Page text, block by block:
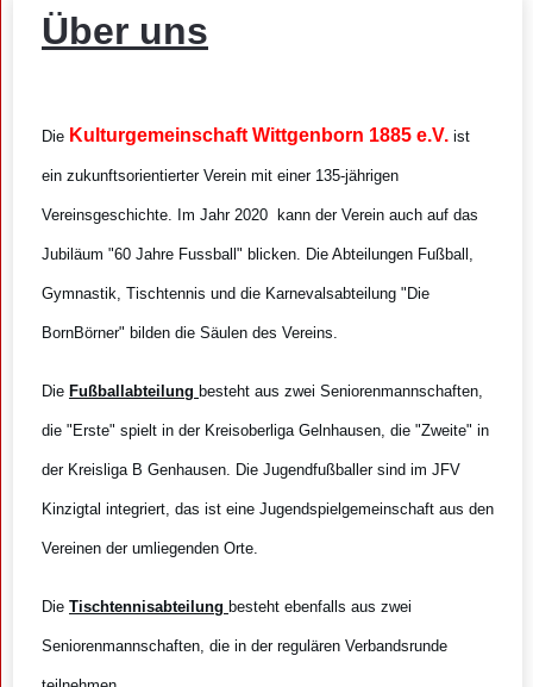
Über uns
Die Kulturgemeinschaft Wittgenborn 1885 e.V. ist
ein zukunftsorientierter Verein mit einer 135-jährigen
Vereinsgeschichte. Im Jahr 2020 kann der Verein auch auf das
Jubiläum "60 Jahre Fussball" blicken. Die Abteilungen Fußball,
Gymnastik, Tischtennis und die Karnevalsabteilung "Die
BornBörner" bilden die Säulen des Vereins.
Die Fußballabteilung besteht aus zwei Seniorenmannschaften,
die "Erste" spielt in der Kreisoberliga Gelnhausen, die "Zweite" in
der Kreisliga B Genhausen. Die Jugendfußballer sind im JFV
Kinzigtal integriert, das ist eine Jugendspielgemeinschaft aus den
Vereinen der umliegenden Orte.
Die Tischtennisabteilung besteht ebenfalls aus zwei
Seniorenmannschaften, die in der regulären Verbandsrunde